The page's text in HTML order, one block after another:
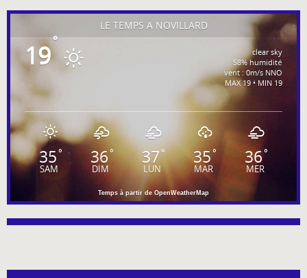
LE TEMPS À NOVILLARD
19°
clear sky
58% humidité
vent : 0m/s NNO
MAX 19 • MIN 19
35°
SAM
36°
DIM
37°
LUN
35°
MAR
36°
MER
Temps à partir de OpenWeatherMap